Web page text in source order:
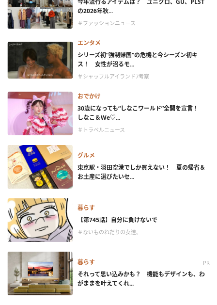
今年流行るアイテムは？ ユニクロ、GU、PLST
の2026年秋...
＃ファッションニュース
エンタメ
シリーズ初“強制帰国”の危機と今シーズン初キ
ス！ 女性が沼るモ...
＃シャッフルアイランド7考察
おでかけ
30歳になっても“しなこワールド”全開を宣言！
しなこ＆We♡...
＃トラベルニュース
グルメ
東京駅・羽田空港でしか買えない！ 夏の帰省＆
お土産に選びたいセ...
暮らす
【第745話】自分に負けないで
＃ないものねだりの女達。
暮らす PR
それって思い込みかも？ 機能もデザインも、わ
がままを叶えてくれ...